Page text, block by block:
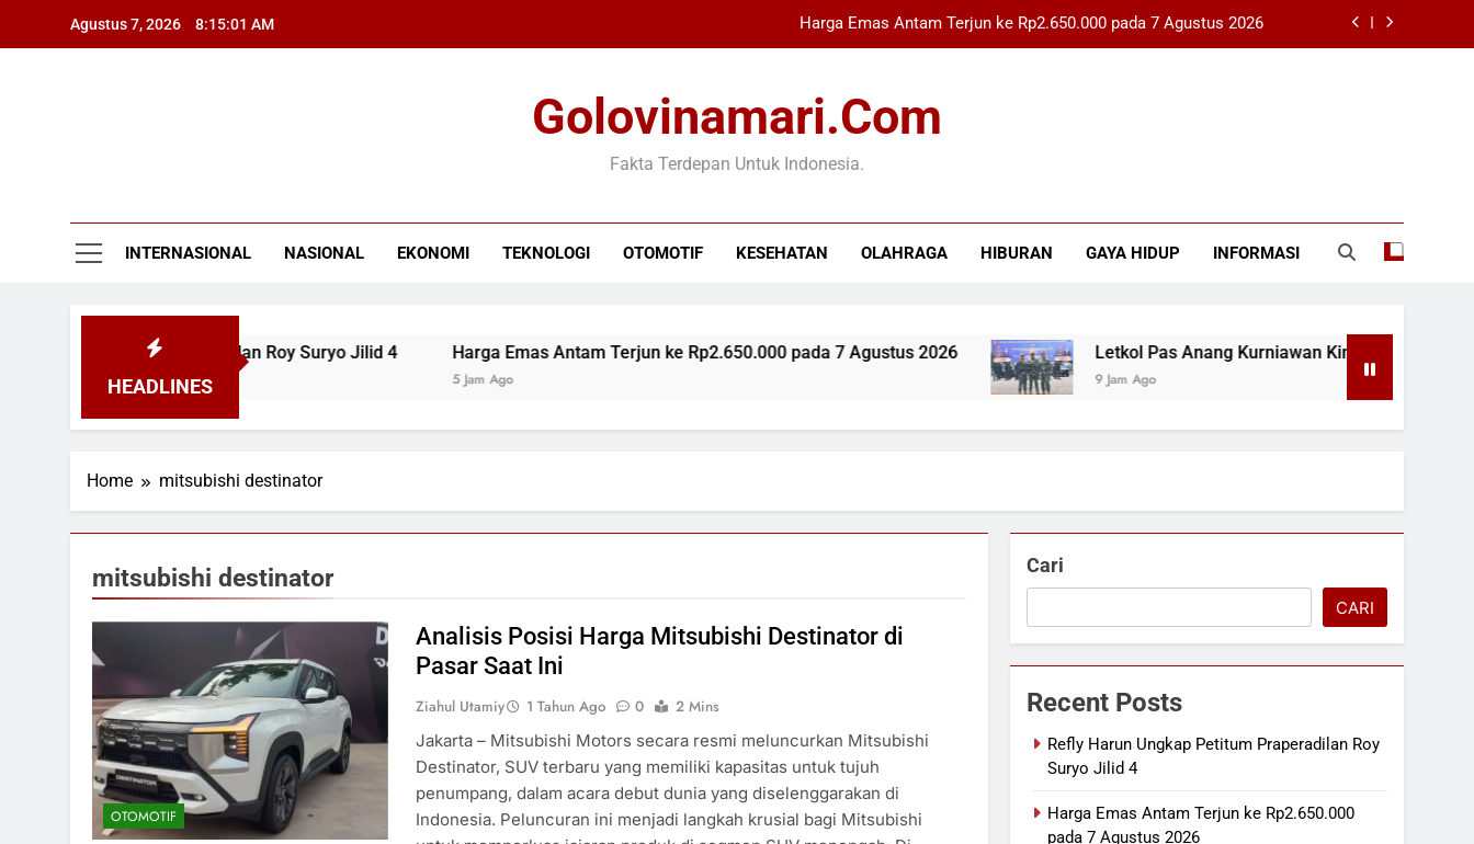
Agustus 7, 2026 8:15:01 AM Harga Emas Antam Terjun ke Rp2.650.000 pada 7 Agustus 2026
Industri Buku Anak Berkembang, Tantangan Budaya Membaca Tetap Ada
Refly Harun Ungkap Petitum Praperadilan Roy Suryo Jilid 4
Letkol Pas Anang Kurniawan Kini Menjabat Sebagai Dansatbravo 90
Golovinamari.com
Fakta Terdepan Untuk Indonesia.
INTERNASIONAL NASIONAL EKONOMI TEKNOLOGI OTOMOTIF KESEHATAN OLAHRAGA HIBURAN GAYA HIDUP INFORMASI
HEADLINES
Petitum Praperadilan Roy Suryo Jilid 4 Harga Emas Antam Terjun ke Rp2.650.000 pada 7 Agustus 2026
5 Jam Ago
Letkol Pas Anang Kurniawan Kini Menjabat Sebagai
9 Jam Ago
Home mitsubishi destinator
mitsubishi destinator
OTOMOTIF
Analisis Posisi Harga Mitsubishi Destinator di
Pasar Saat Ini
Ziahul Utamiy 1 Tahun Ago 0
2 Mins
Jakarta – Mitsubishi Motors secara resmi meluncurkan Mitsubishi
Destinator, SUV terbaru yang memiliki kapasitas untuk tujuh
penumpang, dalam acara debut dunia yang diselenggarakan di
Indonesia. Peluncuran ini menjadi langkah krusial bagi Mitsubishi
Cari
CARI
Recent Posts
Refly Harun Ungkap Petitum Praperadilan Roy
Suryo Jilid 4
Harga Emas Antam Terjun ke Rp2.650.000
pada 7 Agustus 2026